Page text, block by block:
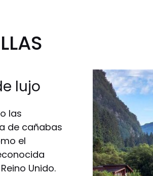
lujo
las
de cañabas
el
Unido.